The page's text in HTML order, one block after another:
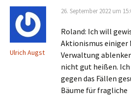
Ulrich Augst
26. September 2022 um
Roland: Ich will
Aktionismus einiger
Verwaltung
nicht gut heißen.
gegen das Fällen
Bäume für fragliche